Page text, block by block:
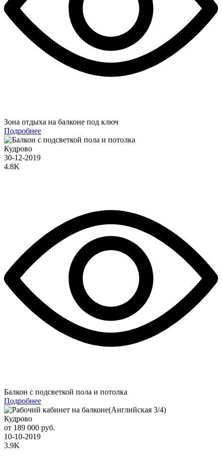
Зона отдыха на балконе под ключ
Подробнее
Кудрово
30-12-2019
4.8K
Балкон с подсветкой пола и потолка
Подробнее
Кудрово
от 189 000 руб.
10-10-2019
3.9K